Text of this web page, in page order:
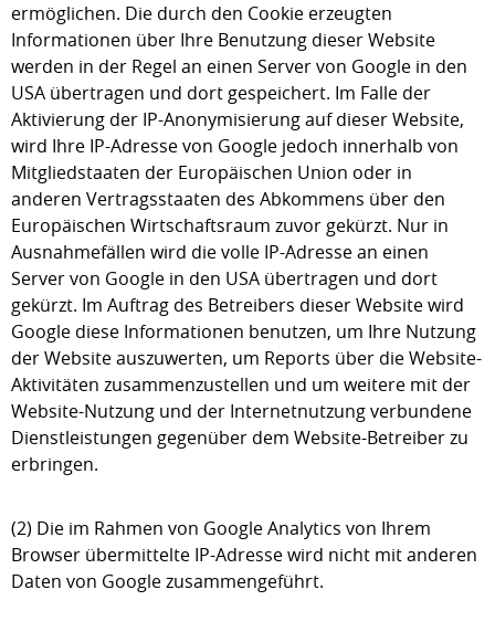
ermöglichen. Die durch den Cookie erzeugten
Informationen über Ihre Benutzung dieser Website
werden in der Regel an einen Server von Google in den
USA übertragen und dort gespeichert. Im Falle der
Aktivierung der IP-Anonymisierung auf dieser Website,
wird Ihre IP-Adresse von Google jedoch innerhalb von
Mitgliedstaaten der Europäischen Union oder in
anderen Vertragsstaaten des Abkommens über den
Europäischen Wirtschaftsraum zuvor gekürzt. Nur in
Ausnahmefällen wird die volle IP-Adresse an einen
Server von Google in den USA übertragen und dort
gekürzt. Im Auftrag des Betreibers dieser Website wird
Google diese Informationen benutzen, um Ihre Nutzung
der Website auszuwerten, um Reports über die Website-
Aktivitäten zusammenzustellen und um weitere mit der
Website-Nutzung und der Internetnutzung verbundene
Dienstleistungen gegenüber dem Website-Betreiber zu
erbringen.
(2) Die im Rahmen von Google Analytics von Ihrem
Browser übermittelte IP-Adresse wird nicht mit anderen
Daten von Google zusammengeführt.